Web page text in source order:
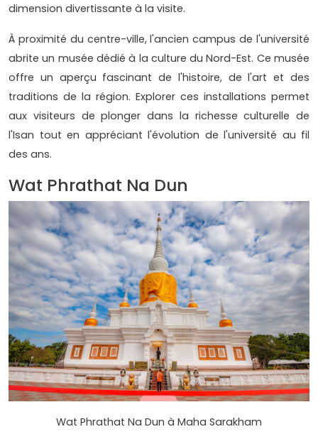
dimension divertissante à la visite.
À proximité du centre-ville, l'ancien campus de l'université
abrite un musée dédié à la culture du Nord-Est. Ce musée
offre un aperçu fascinant de l'histoire, de l'art et des
traditions de la région. Explorer ces installations permet
aux visiteurs de plonger dans la richesse culturelle de
l'Isan tout en appréciant l'évolution de l'université au fil
des ans.
Wat Phrathat Na Dun
Wat Phrathat Na Dun à Maha Sarakham